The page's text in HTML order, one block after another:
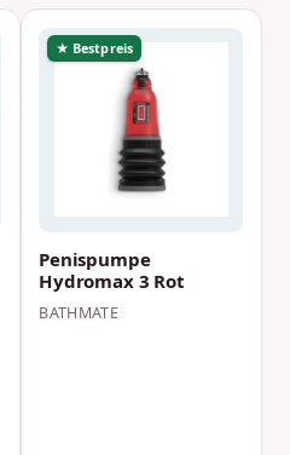
★ Bestpreis
Penispumpe
Hydromax 3 Rot
BATHMATE